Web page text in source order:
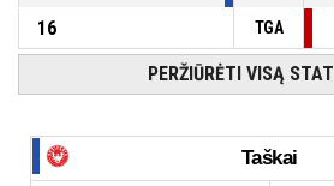
16
TGA
PERŽIŪRĖTI VISĄ
Taškai